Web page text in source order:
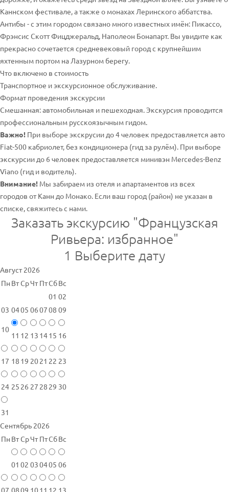
Каннском фестивале, а также о монахах Леринского аббатства.
Антибы - с этим городом связано много известных имён: Пикассо,
Фрэнсис Скотт Фицджеральд, Наполеон Бонапарт. Вы увидите как
прекрасно сочетается средневековый город с крупнейшим
яхтенным портом на Лазурном берегу.
Что включено в стоимость
Транспортное и экскурсионное обслуживание.
Формат проведения экскурсии
Смешанная: автомобильная и пешеходная. Экскурсия проводится
профессиональным русскоязычным гидом.
Важно! При выборе экскрусии до 4 человек предоставляется авто
Fiat-500 кабриолет, без кондиционера (гид за рулём). При выборе
экскурсии до 6 человек предоставляется минивэн Mercedes-Benz
Viano (гид и водитель).
Внимание! Мы забираем из отеля и апартаментов из всех
городов от Канн до Монако. Если ваш город (район) не указан в
списке, свяжитесь с нами.
Заказать экскурсию "Французская
Ривьера: избранное"
1 Выберите дату
Август 2026
Пн ВтСрЧт ПтСбВс
01 02
03 0405 060708 09
10
11 12 13 1415 16
17 18 19 2021 22 23
24 25 26 27 28 29 30
31
Сентябрь 2026
Пн ВтСрЧт ПтСбВс
01 02 030405 06
07 0809 1011 12 13